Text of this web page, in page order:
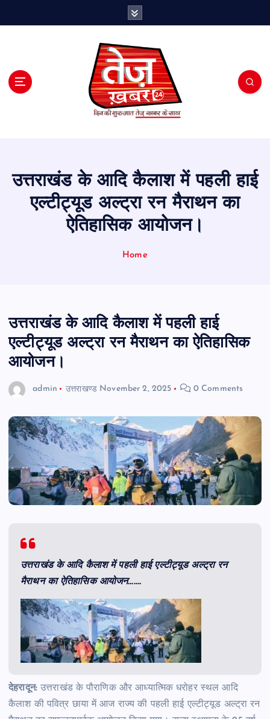
उत्तराखंड के आदि कैलाश में पहली हाई
एल्टीट्यूड अल्ट्रा रन मैराथन का
ऐतिहासिक आयोजन।
Home
उत्तराखंड के आदि कैलाश में पहली हाई
एल्टीट्यूड अल्ट्रा रन मैराथन का ऐतिहासिक
आयोजन।
admin उत्तराखण्ड November 2, 2025 0 Comments
उत्तराखंड के आदि कैलाश में पहली हाई एल्टीट्यूड अल्ट्रा रन
मैराथन का ऐतिहासिक आयोजन…….
देहरादून:उत्तराखंड के पौराणिक और आध्यात्मिक धरोहर स्थल आदि
कैलाश की पवित्र छाया में आज राज्य की पहली हाई एल्टीट्यूड अल्ट्रा रन